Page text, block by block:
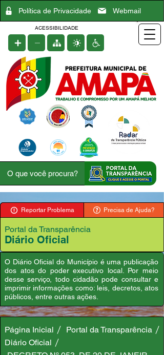
Política de Privacidade Webmail
ACESSIBILIDADE
Reportar Problema Precisa de Ajuda?
Portal da Transparência
Diário Oficial
O Diário Oficial do Município é uma publicação
dos atos do poder executivo local. Por meio
desse serviço, todo cidadão pode consultar e
imprimir informações como: leis, decretos, atos
públicos, entre outras ações.
Página Inicial
Portal da Transparência
Diário Oficial